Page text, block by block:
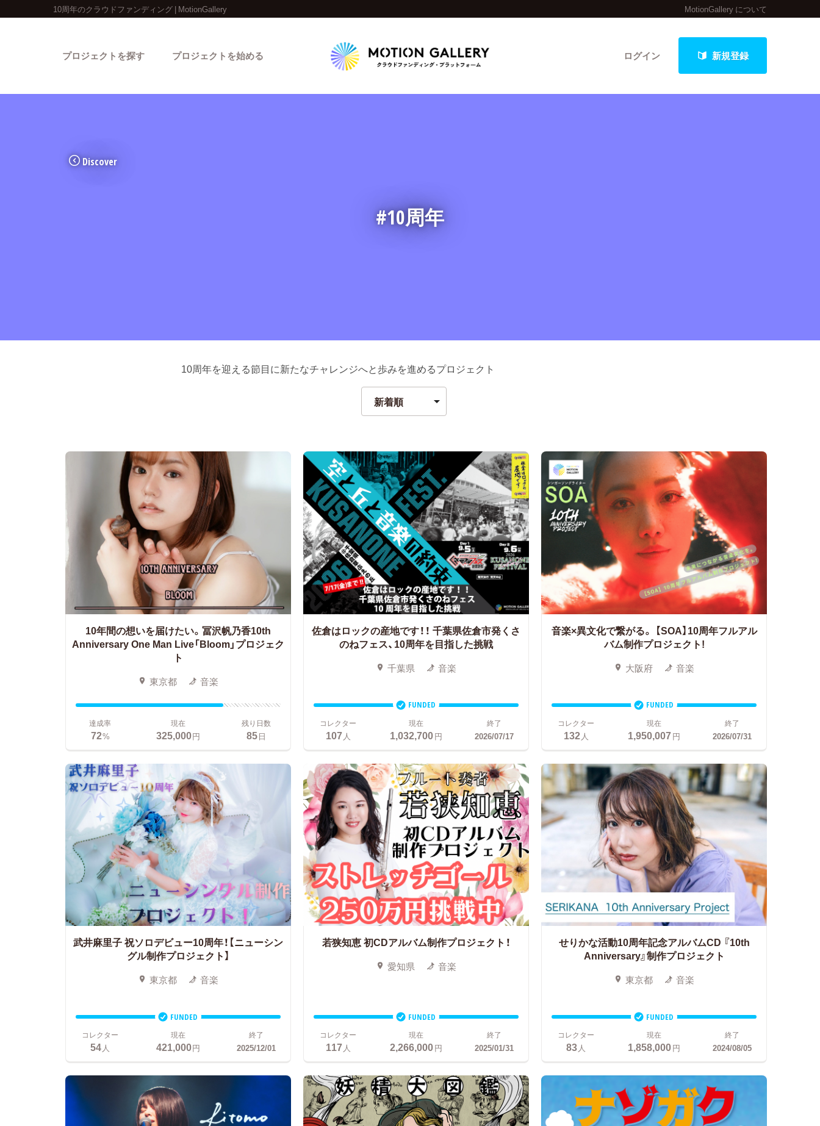
10周年のクラウドファンディング | MotionGallery MotionGallery について
ログイン 新規登録
プロジェクトを探す
キュレーターから探す
プロジェクトを始める
Discover
#10周年
10周年を迎える節目に新たなチャレンジへと歩みを進めるプロジェクト
10年間の想いを届けたい。 冨沢帆乃香10th
Anniversary One Man Live「Bloom」プロジェク
ト
東京都 音楽
達成率
72%
現在
325,000円
残り日数
85日
佐倉はロックの産地です！！ 千葉県佐倉市発くさ
のねフェス、10周年を目指した挑戦
千葉県 音楽
FUNDED
コレクター
107 人
現在
1,032,700円
終了
2026/07/17
音楽×異文化で繋がる。 【SOA】10周年フルアル
バム制作プロジェクト!
大阪府 音楽
FUNDED
コレクター
132 人
現在
1,950,007円
終了
2026/07/31
武井麻里子 祝ソロデビュー10周年！【ニューシン
グル制作プロジェクト】
東京都 音楽
FUNDED
コレクター
54人
現在
421,000円
終了
2025/12/01
若狭知恵 初CDアルバム制作プロジェクト！
愛知県 音楽
FUNDED
コレクター
117人
現在
2,266,000円
終了
2025/01/31
せりかな活動10周年記念アルバムCD 『10th
Anniversary』制作プロジェクト
東京都 音楽
FUNDED
コレクター
83人
現在
1,858,000円
終了
2024/08/05